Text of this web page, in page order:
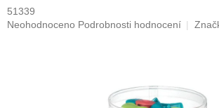
51339
Průměrné
Neohodnoceno Podrobnosti hodnocení